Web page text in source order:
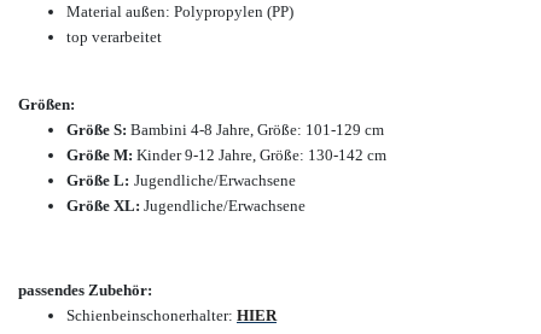
Material außen: Polypropylen (PP)
top verarbeitet
Größen:
Größe S: Bambini 4-8 Jahre, Größe: 101-129 cm
Größe M: Kinder 9-12 Jahre, Größe: 130-142 cm
Größe L: Jugendliche/Erwachsene
Größe XL: Jugendliche/Erwachsene
passendes Zubehör:
Schienbeinschonerhalter: HIER